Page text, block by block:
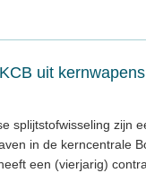
uit
splijtstofwisseling zijn
in de kerncentrale
een (vierjarig)